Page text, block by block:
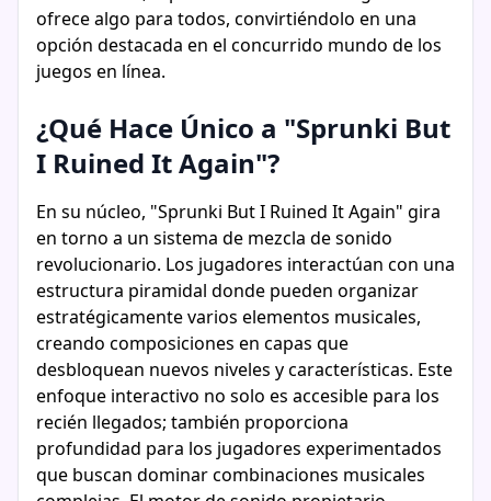
ofrece algo para todos, convirtiéndolo en una
opción destacada en el concurrido mundo de los
juegos en línea.
¿Qué Hace Único a "Sprunki But
I Ruined It Again"?
En su núcleo, "Sprunki But I Ruined It Again" gira
en torno a un sistema de mezcla de sonido
revolucionario. Los jugadores interactúan con una
estructura piramidal donde pueden organizar
estratégicamente varios elementos musicales,
creando composiciones en capas que
desbloquean nuevos niveles y características. Este
enfoque interactivo no solo es accesible para los
recién llegados; también proporciona
profundidad para los jugadores experimentados
que buscan dominar combinaciones musicales